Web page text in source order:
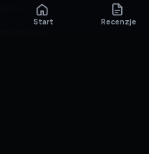
PORADNIKI
Start Recenzje